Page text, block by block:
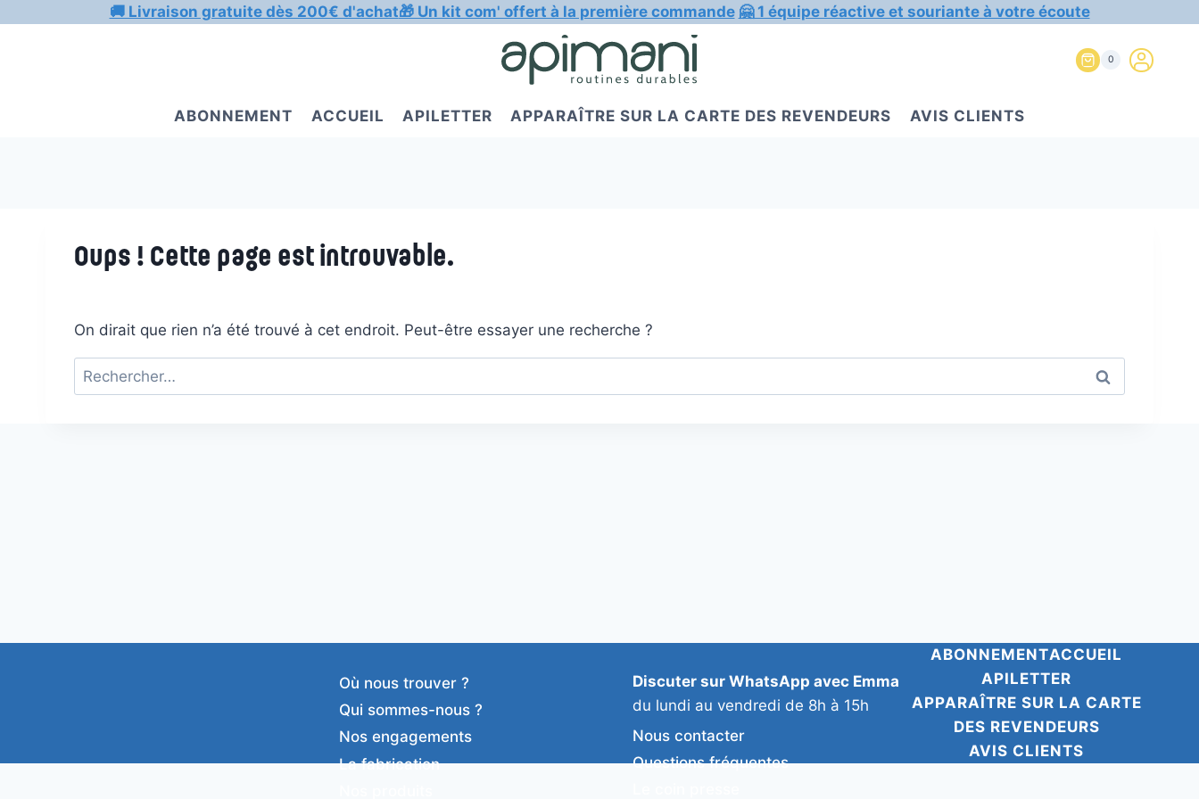
🚚 Livraison gratuite dès 200€ d'achat🎁 Un kit com' offert à la première commande 🤗 1 équipe réactive et souriante à votre écoute
0
ABONNEMENT ACCUEIL APILETTER APPARAÎTRE SUR LA CARTE DES REVENDEURS AVIS CLIENTS
Oups ! Cette page est introuvable.
On dirait que rien n’a été trouvé à cet endroit. Peut-être essayer une recherche ?
Rechercher :
Où nous trouver ?
Qui sommes-nous ?
Nos engagements
La fabrication
Discuter sur WhatsApp avec Emma
du lundi au vendredi de 8h à 15h
Nous contacter
Questions fréquentes
ABONNEMENTACCUEIL
APILETTER
APPARAÎTRE SUR LA CARTE
DES REVENDEURS
AVIS CLIENTS